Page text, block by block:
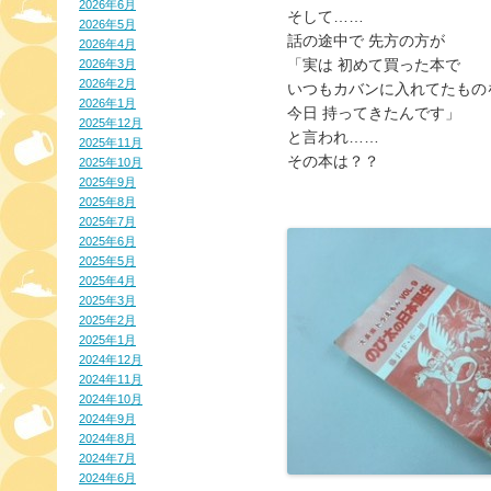
2026年6月
2026年5月
2026年4月
2026年3月
2026年2月
2026年1月
2025年12月
2025年11月
2025年10月
2025年9月
2025年8月
2025年7月
2025年6月
2025年5月
2025年4月
2025年3月
2025年2月
2025年1月
2024年12月
2024年11月
2024年10月
2024年9月
2024年8月
2024年7月
2024年6月
そして……
話の途中で 先方の方が
「実は 初めて買った本で
いつもカバンに入れてたもの
今日 持ってきたんです」
と言われ……
その本は？？